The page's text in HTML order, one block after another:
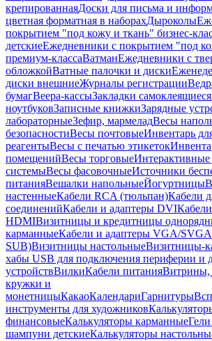
крепированнаяДоски для письма и
цветная форматная в наборахДыроколы
покрытием "под кожу и ткань" бизнес-
детскиеЕжедневники с покрытием "под
премиум-классаВатманЕжедневники с
обложкойВатные палочки и диски
диски внешниеЖурналы регистрации
бумагВеера-кассыЗакладки самоклеящиеся
ноутбуковЗаписные книжкиЗарядные
лабораторныеЗефир, мармеладВесы
безопасностиВесы почтовыеИнвентарь
реагентыВесы с печатью этикеток
помещенийВесы торговыеИнтерактивные
системыВесы фасовочныеИсточники
питанияВешалки напольныеЙогуртницы
настенныеКабели RCA (тюльпан)Кабели
соединенийКабели и адаптеры DVI
HDMIВизитницы и кредитницы
карманныеКабели и адаптеры VGA/
SUB)Визитницы настольныеВизитницы-
хабы USB для подключения периферии и
устройствВилкиКабели питанияВитрины,
кружки и
монетницыКакаоКалендариГарнитуры
инструменты для художников
финансовыеКалькуляторы карманные
шампуни детскиеКалькуляторы